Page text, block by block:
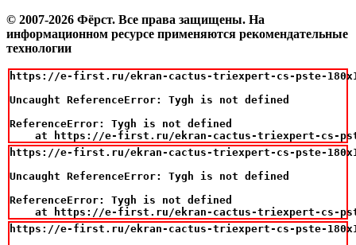
© 2007-2026 Фёрст. Все права защищены. На
информационном ресурсе применяются рекомендательные
технологии
https://e-first.ru/ekran-cactus-triexpert-cs-pste-
Uncaught ReferenceError: Tygh is not defined
ReferenceError: Tygh is not defined
at https://e-first.ru/ekran-cactus-triexpert-cs-
https://e-first.ru/ekran-cactus-triexpert-cs-pste-
Uncaught ReferenceError: Tygh is not defined
ReferenceError: Tygh is not defined
at https://e-first.ru/ekran-cactus-triexpert-cs-
https://e-first.ru/ekran-cactus-triexpert-cs-pste-